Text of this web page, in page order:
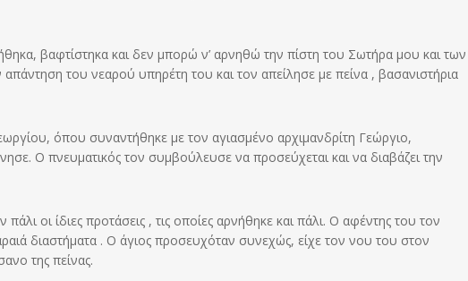
βαφτίστηκα και δεν μπορώ ν’ αρνηθώ την πίστη του Σωτήρα μου και των
του νεαρού υπηρέτη του και τον απείλησε με πείνα , βασανιστήρια
όπου συναντήθηκε με τον αγιασμένο αρχιμανδρίτη Γεώργιο,
Ο πνευματικός τον συμβούλευσε να προσεύχεται και να διαβάζει την
οι ίδιες προτάσεις , τις οποίες αρνήθηκε και πάλι. Ο αφέντης του τον
διαστήματα . Ο άγιος προσευχόταν συνεχώς, είχε τον νου του στον
της πείνας.